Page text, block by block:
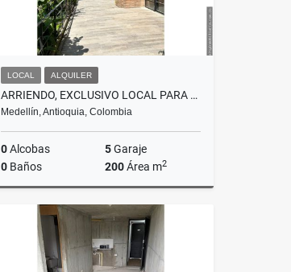
LOCAL ALQUILER
ARRIENDO, EXCLUSIVO LOCAL PARA ESTRENAR EN LAS LOMAS, EL POBLADO
Medellín, Antioquia, Colombia
0Alcobas 5Garaje
0Baños 200Área m2
Alquiler
$32.000.000